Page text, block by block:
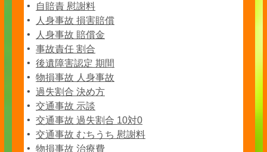
自賠責 慰謝料
人身事故 損害賠償
人身事故 賠償金
事故責任 割合
後遺障害認定 期間
物損事故 人身事故
過失割合 決め方
交通事故 示談
交通事故 過失割合 10対0
交通事故 むちうち 慰謝料
物損事故 治療費